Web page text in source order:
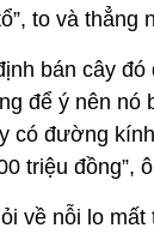
to và thẳng
bán cây
để ý nên nó
có đường
triệu đồng”,
về nỗi lo mất